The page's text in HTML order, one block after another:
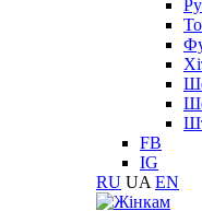
FB
IG
RU UA EN